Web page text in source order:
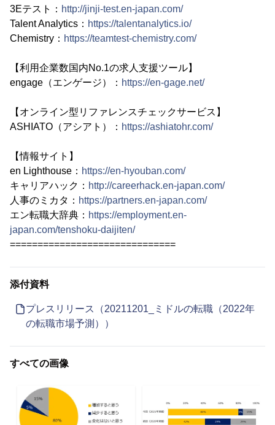
3Eテスト： http://jinji-test.en-japan.com/
Talent Analytics： https://talentanalytics.io/
Chemistry： https://teamtest-chemistry.com/
【利用企業数国内No.1の求人支援ツール】
engage（エンゲージ）： https://en-gage.net/
【オンライン型リファレンスチェックサービス】
ASHIATO（アシアト）： https://ashiatohr.com/
【情報サイト】
en Lighthouse： https://en-hyouban.com/
キャリアハック： http://careerhack.en-japan.com/
人事のミカタ： https://partners.en-japan.com/
エン転職大辞典： https://employment.en-
japan.com/tenshoku-daijiten/
==============================
添付資料
プレスリリース（20211201_ミドルの転職（2022年
の転職市場予測））
すべての画像